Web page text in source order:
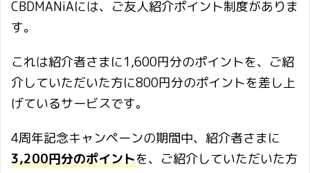
CBDMANiAには、ご友人紹介ポイント制度がありま
す。
これは紹介者さまに1,600円分のポイントを、ご紹
介していただいた方に800円分のポイントを差し上
げているサービスです。
4周年記念キャンペーンの期間中、紹介者さまに
3,200円分のポイントを、ご紹介していただいた方